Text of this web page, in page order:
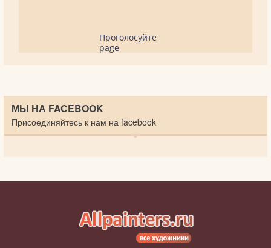
Проголосуйте
page
МЫ НА FACEBOOK
Присоединяйтесь к нам на facebook